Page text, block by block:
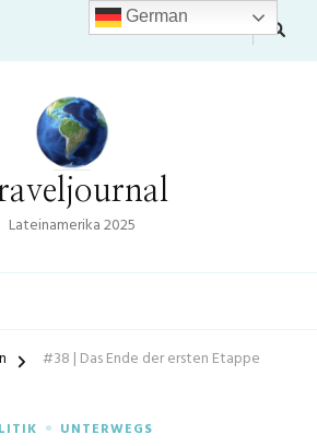
Lateinamerika 2025
#38 | Das Ende der ersten Etappe
UNTERWEGS
German